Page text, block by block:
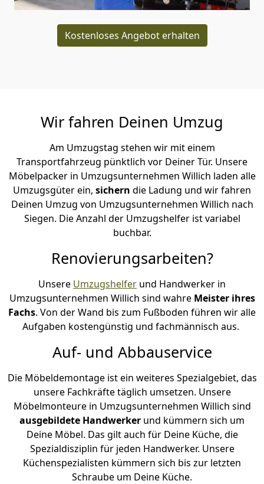
Kostenloses Angebot erhalten
Wir fahren Deinen Umzug
Am Umzugstag stehen wir mit einem
Transportfahrzeug pünktlich vor Deiner Tür. Unsere
Möbelpacker in Umzugsunternehmen Willich laden alle
Umzugsgüter ein, sichern die Ladung und wir fahren
Deinen Umzug von Umzugsunternehmen Willich nach
Siegen. Die Anzahl der Umzugshelfer ist variabel
buchbar.
Renovierungsarbeiten?
Unsere Umzugshelfer und Handwerker in
Umzugsunternehmen Willich sind wahre Meister ihres
Fachs. Von der Wand bis zum Fußboden führen wir alle
Aufgaben kostengünstig und fachmännisch aus.
Auf- und Abbauservice
Die Möbeldemontage ist ein weiteres Spezialgebiet, das
unsere Fachkräfte täglich umsetzen. Unsere
Möbelmonteure in Umzugsunternehmen Willich sind
ausgebildete Handwerker und kümmern sich um
Deine Möbel. Das gilt auch für Deine Küche, die
Spezialdisziplin für jeden Handwerker. Unsere
Küchenspezialisten kümmern sich bis zur letzten
Schraube um Deine Küche.